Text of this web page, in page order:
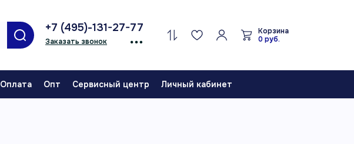
+7 (495)-131-27-77
Заказать звонок
Корзина
0 руб.
Оплата Опт Сервисный центр Личный кабинет